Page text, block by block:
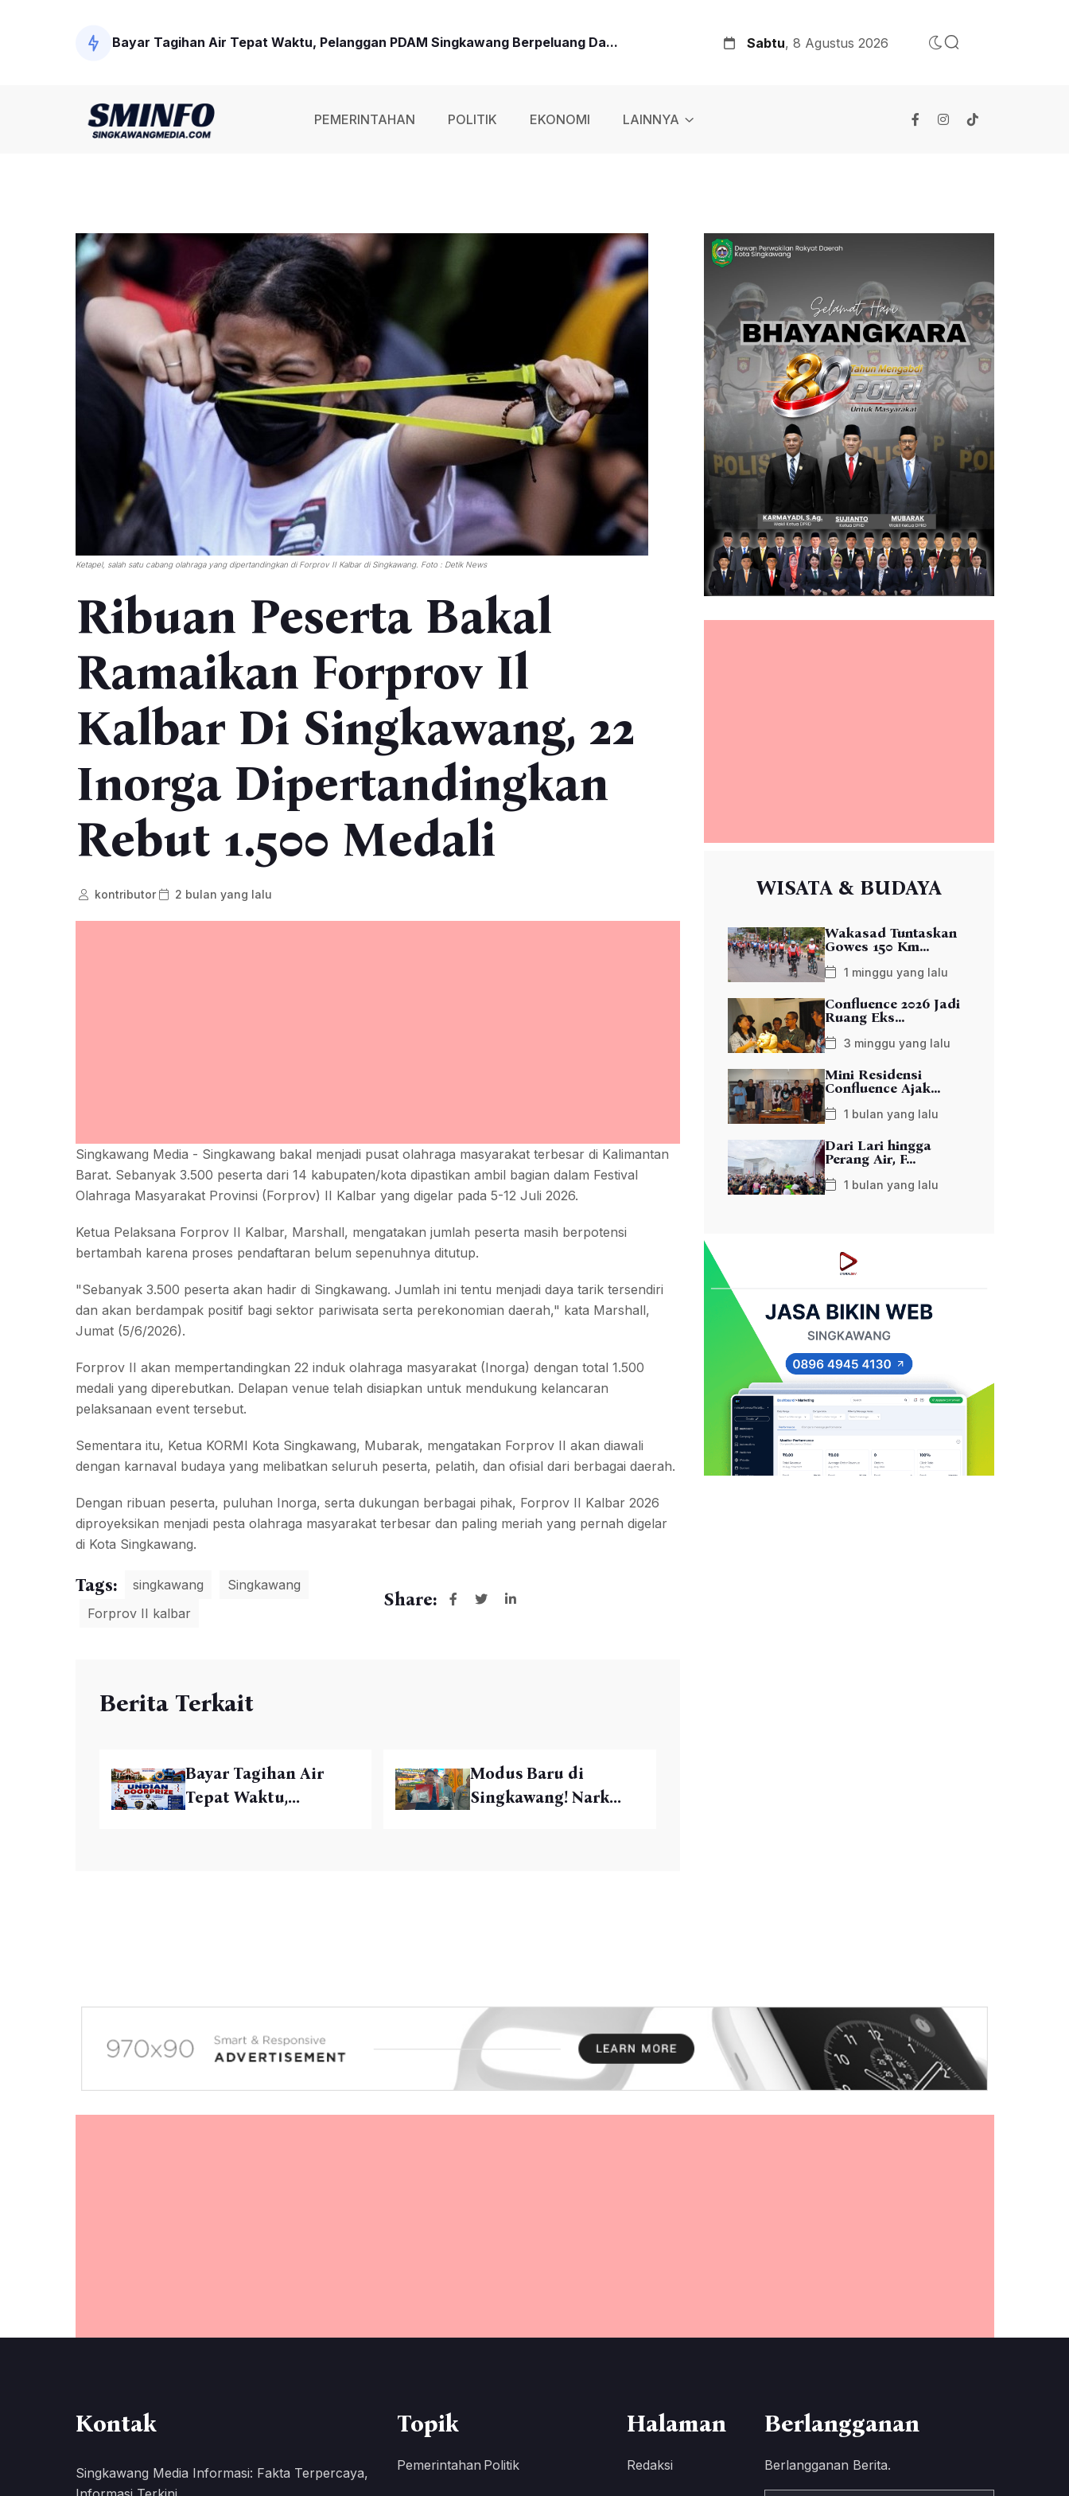
Bayar Tagihan Air Tepat Waktu, Pelanggan PDAM Singkawang Berpeluang Da... Sabtu, 8 Agustus 2026
PEMERINTAHAN POLITIK EKONOMI LAINNYA
Ketapel, salah satu cabang olahraga yang dipertandingkan di Forprov II Kalbar di Singkawang. Foto : Detik News
Ribuan Peserta Bakal
Ramaikan Forprov Il
Kalbar Di Singkawang, 22
Inorga Dipertandingkan
Rebut 1.500 Medali
kontributor 2 bulan yang lalu
Singkawang Media - Singkawang bakal menjadi pusat olahraga masyarakat terbesar di Kalimantan
Barat. Sebanyak 3.500 peserta dari 14 kabupaten/kota dipastikan ambil bagian dalam Festival
Olahraga Masyarakat Provinsi (Forprov) II Kalbar yang digelar pada 5-12 Juli 2026.
Ketua Pelaksana Forprov II Kalbar, Marshall, mengatakan jumlah peserta masih berpotensi
bertambah karena proses pendaftaran belum sepenuhnya ditutup.
"Sebanyak 3.500 peserta akan hadir di Singkawang. Jumlah ini tentu menjadi daya tarik tersendiri
dan akan berdampak positif bagi sektor pariwisata serta perekonomian daerah," kata Marshall,
Jumat (5/6/2026).
Forprov II akan mempertandingkan 22 induk olahraga masyarakat (Inorga) dengan total 1.500
medali yang diperebutkan. Delapan venue telah disiapkan untuk mendukung kelancaran
pelaksanaan event tersebut.
Sementara itu, Ketua KORMI Kota Singkawang, Mubarak, mengatakan Forprov II akan diawali
dengan karnaval budaya yang melibatkan seluruh peserta, pelatih, dan ofisial dari berbagai daerah.
Dengan ribuan peserta, puluhan Inorga, serta dukungan berbagai pihak, Forprov II Kalbar 2026
diproyeksikan menjadi pesta olahraga masyarakat terbesar dan paling meriah yang pernah digelar
di Kota Singkawang.
Tags: singkawang
Singkawang
Forprov II kalbar
Share:
Berita Terkait
Bayar Tagihan Air
Tepat Waktu,...
Modus Baru di
Singkawang! Nark...
WISATA & BUDAYA
Wakasad Tuntaskan
Gowes 150 Km...
1 minggu yang lalu
Confluence 2026 Jadi
Ruang Eks...
3 minggu yang lalu
Mini Residensi
Confluence Ajak...
1 bulan yang lalu
Dari Lari hingga
Perang Air, F...
1 bulan yang lalu
Kontak
Singkawang Media Informasi: Fakta Terpercaya,
Topik
Pemerintahan Politik
Halaman
Redaksi
Berlangganan
Berlangganan Berita.